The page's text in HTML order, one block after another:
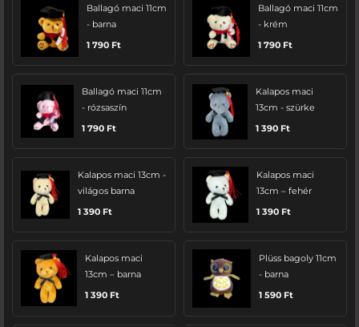
Ballagó maci 11cm
- barna
1 790 Ft
Ballagó maci 11cm
- krém
1 790 Ft
Ballagó maci 11cm
- rózsaszín
1 790 Ft
Kalapos maci
13cm - szürke
1 390 Ft
Kalapos maci 13cm -
világos barna
1 390 Ft
Kalapos maci
13cm – fehér
1 390 Ft
Kalapos maci
13cm – barna
1 390 Ft
Plüss bagoly 11cm
- barna
1 590 Ft